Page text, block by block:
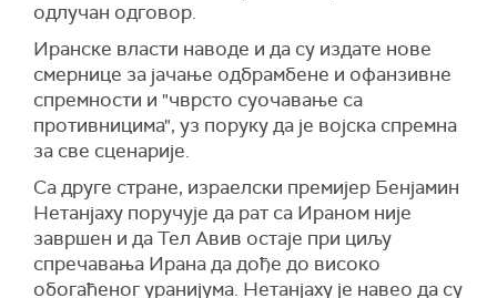
спремност на политички реализам биће
пресудна", навео је исти извор.
Предложени амерички меморандум, који
садржи 14 тачака, укључује обавезу Ирана на
мораторијум на обогаћивање уранијума, уз
истовремено постепено укидање америчких
санкција и ослобађање замрзнутих иранских
средстава.
(Al Jazeera )
(Танјуг)
одлучан одговор.
Иранске власти наводе и да су издате нове
смернице за јачање одбрамбене и офанзивне
спремности и "чврсто суочавање са
противницима", уз поруку да је војска спремна
за све сценарије.
Са друге стране, израелски премијер Бенјамин
Нетанјаху поручује да рат са Ираном није
завршен и да Тел Авив остаје при циљу
спречавања Ирана да дође до високо
обогаћеног уранијума. Нетанјаху је навео да су